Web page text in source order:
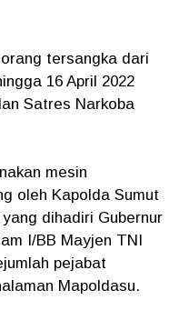
tersangka dari
16 April 2022
Satres Narkoba
mesin
oleh Kapolda Sumut
dihadiri Gubernur
I/BB Mayjen TNI
pejabat
Mapoldasu.